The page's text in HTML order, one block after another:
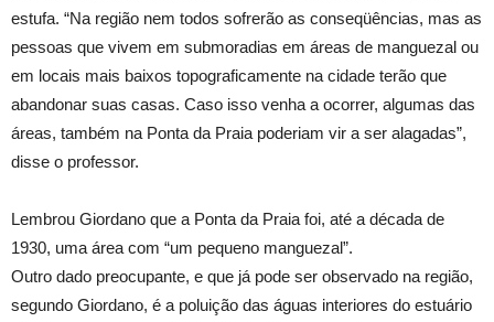
estufa. “Na região nem todos sofrerão as conseqüências, mas as
pessoas que vivem em submoradias em áreas de manguezal ou
em locais mais baixos topograficamente na cidade terão que
abandonar suas casas. Caso isso venha a ocorrer, algumas das
áreas, também na Ponta da Praia poderiam vir a ser alagadas”,
disse o professor.
Lembrou Giordano que a Ponta da Praia foi, até a década de
1930, uma área com “um pequeno manguezal”.
Outro dado preocupante, e que já pode ser observado na região,
segundo Giordano, é a poluição das águas interiores do estuário